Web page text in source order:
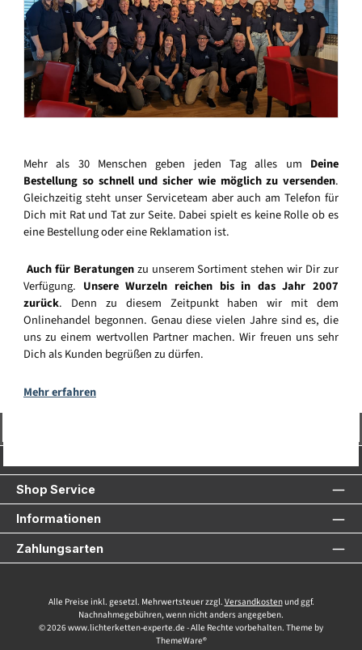
Mehr als 30 Menschen geben jeden Tag alles um Deine
Bestellung so schnell und sicher wie möglich zu versenden.
Gleichzeitig steht unser Serviceteam aber auch am Telefon für
Dich mit Rat und Tat zur Seite. Dabei spielt es keine Rolle ob es
eine Bestellung oder eine Reklamation ist.
Auch für Beratungenzu unserem Sortiment stehen wir Dir zur
Verfügung. Unsere Wurzeln reichen bis in das Jahr 2007
zurück. Denn zu diesem Zeitpunkt haben wir mit dem
Onlinehandel begonnen. Genau diese vielen Jahre sind es, die
uns zu einem wertvollen Partner machen. Wir freuen uns sehr
Dich als Kunden begrüßen zu dürfen.
Mehr erfahren
Shop Service
Informationen
Zahlungsarten
Alle Preise inkl. gesetzl. Mehrwertsteuer zzgl. Versandkostenund ggf.
Nachnahmegebühren, wenn nicht anders angegeben.
© 2026 www.lichterketten-experte.de - Alle Rechte vorbehalten. Theme by
ThemeWare®